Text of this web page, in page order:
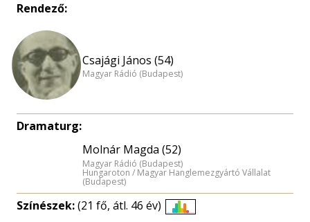
Rendező:
Csajági János (54)
Magyar Rádió (Budapest)
Dramaturg:
Molnár Magda (52)
Magyar Rádió (Budapest)
Hungaroton / Magyar Hanglemezgyártó Vállalat
(Budapest)
Színészek:(21 fő, átl. 46 év)